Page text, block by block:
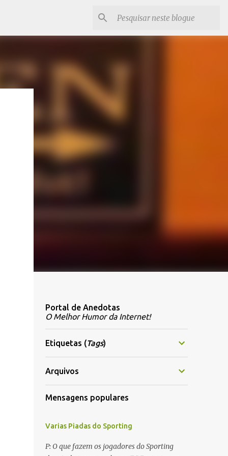
Portal de Anedotas
O Melhor Humor da Internet!
Etiquetas (Tags)
Arquivos
Mensagens populares
Varias Piadas do Sporting
P: O que fazem os jogadores do Sporting